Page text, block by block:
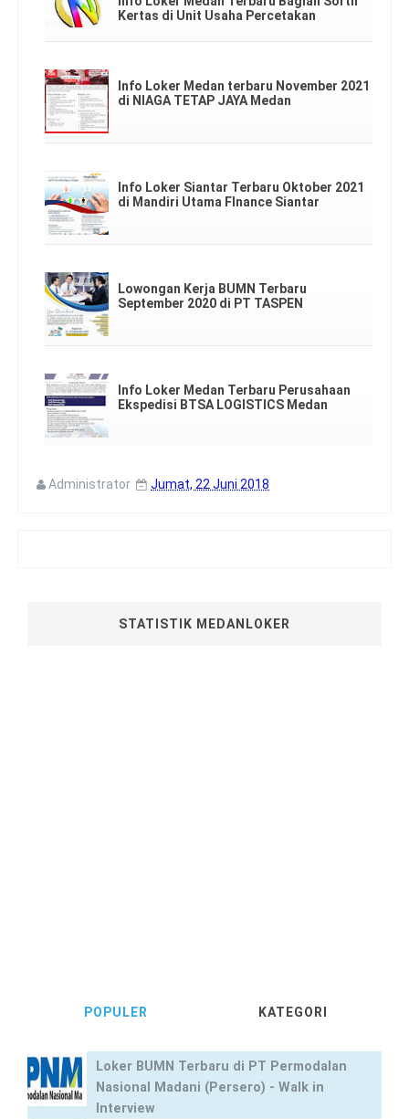
Kertas di Unit Usaha Percetakan
Info Loker Medan terbaru November 2021
di NIAGA TETAP JAYA Medan
Info Loker Siantar Terbaru Oktober 2021
di Mandiri Utama FInance Siantar
Lowongan Kerja BUMN Terbaru
September 2020 di PT TASPEN
Info Loker Medan Terbaru Perusahaan
Ekspedisi BTSA LOGISTICS Medan
Administrator Jumat, 22 Juni 2018
STATISTIK MEDANLOKER
POPULER KATEGORI
Loker BUMN Terbaru di PT Permodalan
Nasional Madani (Persero) - Walk in
Interview